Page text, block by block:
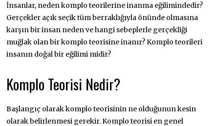
İnsanlar, neden komplo teorilerine inanma eğilimindedir?
Gerçekler açık seçik tüm berraklığıyla önünde olmasına
karşın bir insan neden ve hangi sebeplerle gerçekliği
muğlak olan bir komplo teorisine inanır? Komplo teorileri
insanın doğal bir eğilimi midir?
Komplo Teorisi Nedir?
Başlangıç olarak komplo teorisinin ne olduğunun kesin
olarak belirlenmesi gerekir. Komplo teorisi en genel